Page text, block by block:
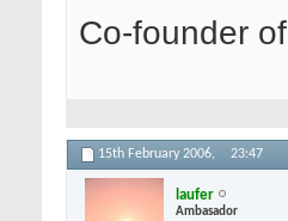
Co-founder of
15th February 2006, 23:47
laufer
Ambasador